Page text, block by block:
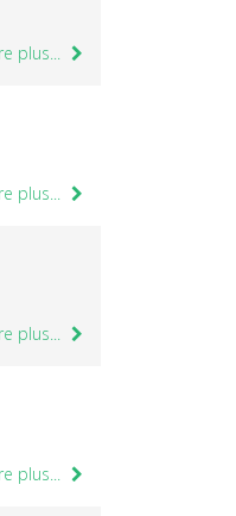
plus...
plus...
plus...
plus...